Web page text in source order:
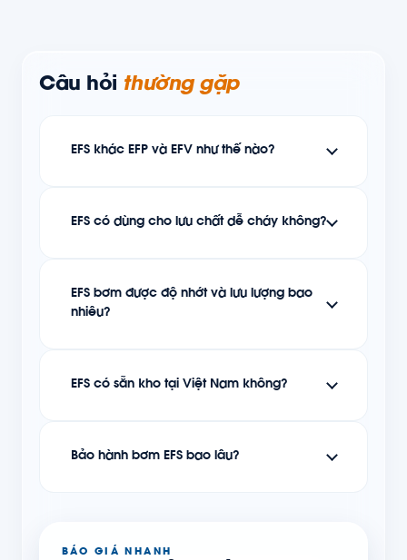
Câu hỏi thường gặp
EFS khác EFP và EFV như thế nào?
EFS có dùng cho lưu chất dễ cháy không?
EFS bơm được độ nhớt và lưu lượng bao
nhiêu?
EFS có sẵn kho tại Việt Nam không?
Bảo hành bơm EFS bao lâu?
BÁO GIÁ NHANH